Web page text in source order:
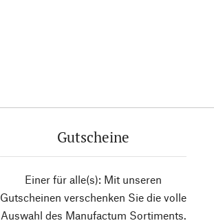
Gutscheine
Einer für alle(s): Mit unseren
Gutscheinen verschenken Sie die volle
Auswahl des Manufactum Sortiments.